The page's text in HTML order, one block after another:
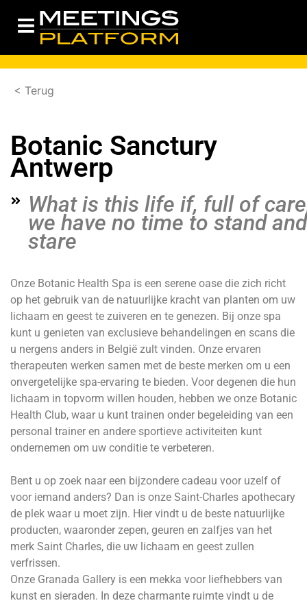
< Terug
Botanic Sanctury
Antwerp
What is this life if, full of
we have no time to stand and
stare
Onze Botanic Health Spa is een serene oase die zich richt
op het gebruik van de natuurlijke kracht van planten om uw
lichaam en geest te zuiveren en te genezen. Bij onze spa
kunt u genieten van exclusieve behandelingen en scans die
u nergens anders in België zult vinden. Onze ervaren
therapeuten werken samen met de beste merken om u een
onvergetelijke spa-ervaring te bieden. Voor degenen die hun
lichaam in topvorm willen houden, hebben we onze Botanic
Health Club, waar u kunt trainen onder begeleiding van een
personal trainer en andere sportieve activiteiten kunt
ondernemen om uw conditie te verbeteren.
Bent u op zoek naar een bijzondere cadeau voor uzelf of
voor iemand anders? Dan is onze Saint-Charles apothecary
de plek waar u moet zijn. Hier vindt u de beste natuurlijke
producten, waaronder zepen, geuren en zalfjes van het
merk Saint Charles, die uw lichaam en geest zullen
verfrissen.
Onze Granada Gallery is een mekka voor liefhebbers van
kunst en sieraden. In deze charmante ruimte vindt u de